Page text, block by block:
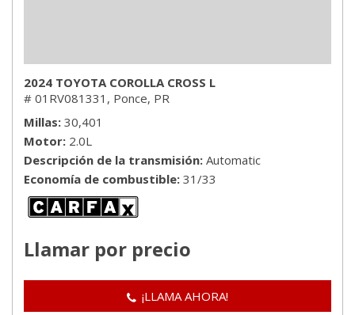
2024 TOYOTA COROLLA CROSS L
# 01RV081331, Ponce, PR
Millas 30,401
Motor 2.0L
Descripción de la transmisión Automatic
Economía de combustible 31/33
Llamar por precio
¡LLAMA AHORA!